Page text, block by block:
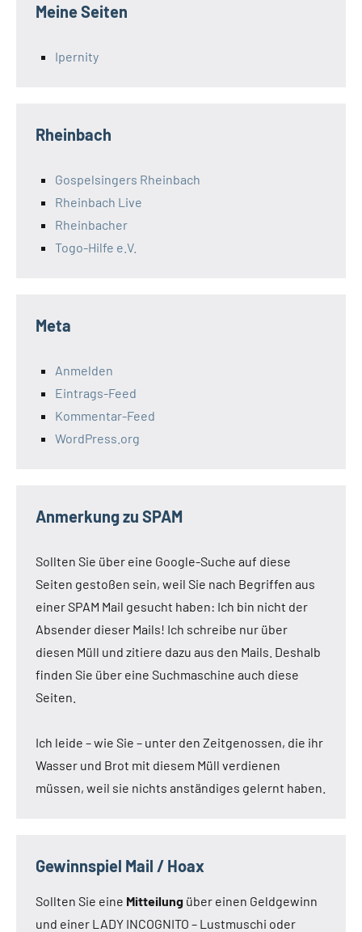
Meine Seiten
Ipernity
Rheinbach
Gospelsingers Rheinbach
Rheinbach Live
Rheinbacher
Togo-Hilfe e.V.
Meta
Anmelden
Eintrags-Feed
Kommentar-Feed
WordPress.org
Anmerkung zu SPAM
Sollten Sie über eine Google-Suche auf diese
Seiten gestoßen sein, weil Sie nach Begriffen aus
einer SPAM Mail gesucht haben: Ich bin nicht der
Absender dieser Mails! Ich schreibe nur über
diesen Müll und zitiere dazu aus den Mails. Deshalb
finden Sie über eine Suchmaschine auch diese
Seiten.
Ich leide – wie Sie – unter den Zeitgenossen, die ihr
Wasser und Brot mit diesem Müll verdienen
müssen, weil sie nichts anständiges gelernt haben.
Gewinnspiel Mail / Hoax
Sollten Sie eine Mitteilung über einen Geldgewinn
und einer LADY INCOGNITO – Lustmuschi oder